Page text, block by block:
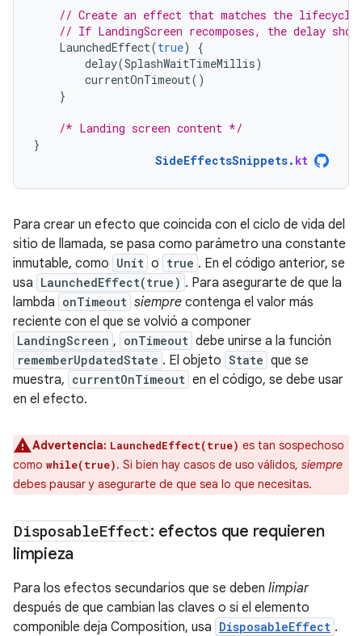
// Create an effect that matches the lifecycle
// If LandingScreen recomposes, the delay
LaunchedEffect(true)
{
delay(SplashWaitTimeMillis)
currentOnTimeout()
}
/* Landing screen content */
}
SideEffectsSnippets. kt
Para crear un efecto que coincida con el ciclo de vida del
sitio de llamada, se pasa como parámetro una constante
inmutable, como Unit o true . En el código anterior, se
usa LaunchedEffect(true) . Para asegurarte de que la
lambda onTimeout siempre contenga el valor más
reciente con el que se volvió a componer
LandingScreen , onTimeout debe unirse a la función
rememberUpdatedState . El objeto State que se
muestra, currentOnTimeout en el código, se debe usar
en el efecto.
Advertencia: LaunchedEffect(true) es tan sospechoso
como while(true). Si bien hay casos de uso válidos, siempre
debes pausar y asegurarte de que sea lo que necesitas.
DisposableEffect: efectos que requieren
limpieza
Para los efectos secundarios que se deben limpiar
después de que cambian las claves o si el elemento
componible deja Composition, usa DisposableEffect .